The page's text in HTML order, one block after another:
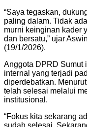
“Saya tegaskan,
paling dalam. Tidak
murni keinginan kader
dan bersatu,” ujar
(19/1/2026).
Anggota DPRD Sumut
internal yang terjadi
diperdebatkan.
telah selesai melalui
institusional.
“Fokus kita sekarang
sudah selesai.